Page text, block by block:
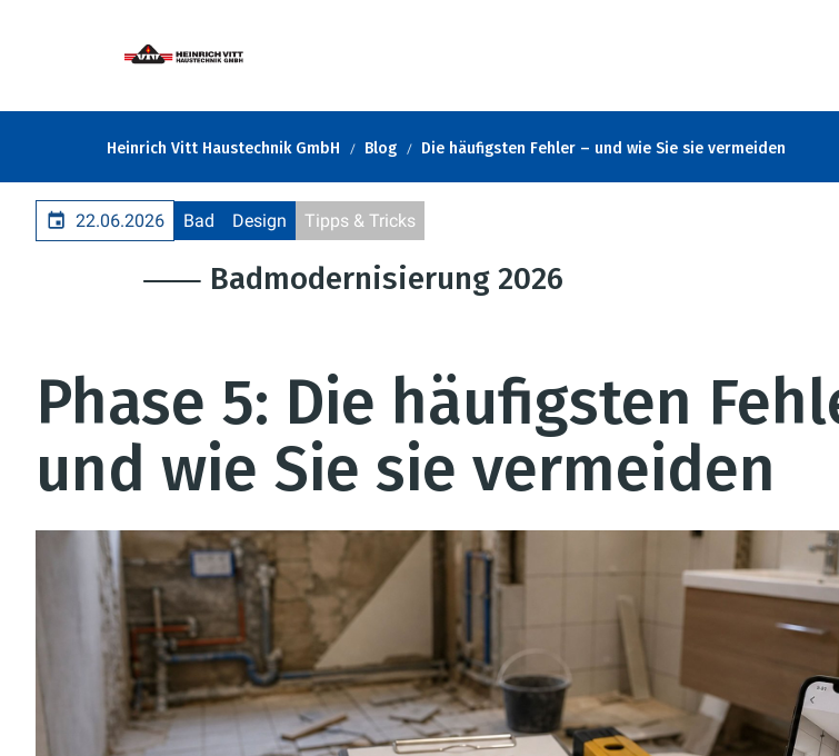
Heinrich Vitt Haustechnik GmbH Blog Die häufigsten Fehler – und wie Sie sie vermeiden
22.06.2026 Bad Design Tipps & Tricks
⸺ Badmodernisierung 2026
Phase 5: Die häufigsten
und wie Sie sie vermeiden